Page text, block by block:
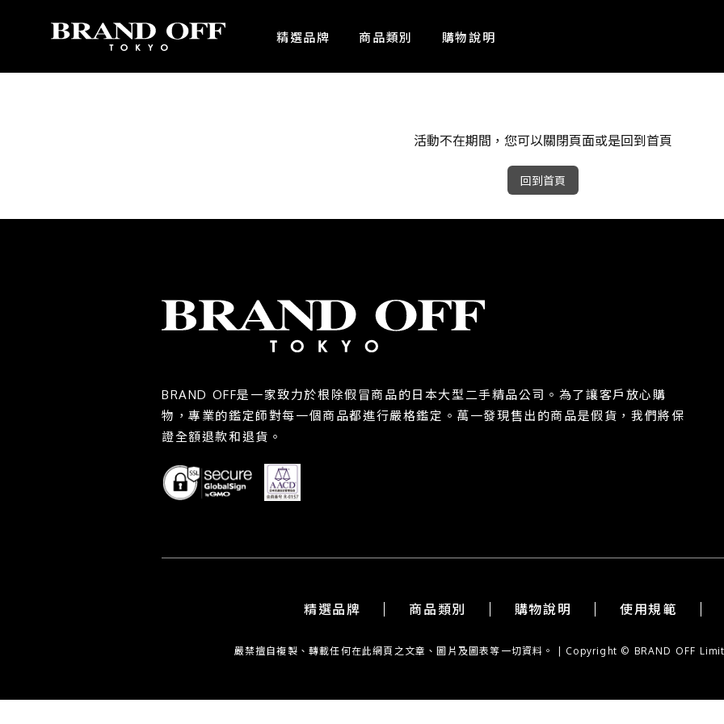
精選品牌
商品類別 購物說明
BRAND OFF是一家致力於根除假冒商品的日本大型二手精品公司。為了讓客戶放心購
物，專業的鑑定師對每一個商品都進行嚴格鑑定。萬一發現售出的商品是假貨，我們將保
證全額退款和退貨。
精選品牌 商品類別 購物說明 使用規範
嚴禁擅自複製、轉載任何在此網頁之文章、圖片及圖表等一切資料。 | Copyright © BRAND OFF